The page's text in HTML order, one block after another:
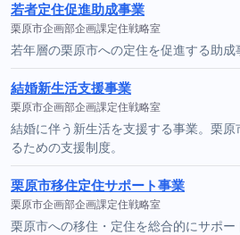
若者定住促進助成事業
栗原市企画部企画課定住戦略室
若年層の栗原市への定住を促進する助成
結婚新生活支援事業
栗原市企画部企画課定住戦略室
結婚に伴う新生活を支援する事業。栗
るための支援制度。
栗原市移住定住サポート事業
栗原市企画部企画課定住戦略室
栗原市への移住・定住を総合的にサポ